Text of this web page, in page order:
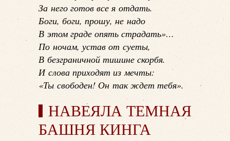
За него готов все я отдать.
Боги, боги, прошу, не надо
В этом граде опять страдать»…
По ночам, устав от суеты,
В безграничной тишине скорбя.
И слова приходят из мечты:
«Ты свободен! Он так ждет тебя».
НАВЕЯЛА ТЕМНАЯ
БАШНЯ КИНГА